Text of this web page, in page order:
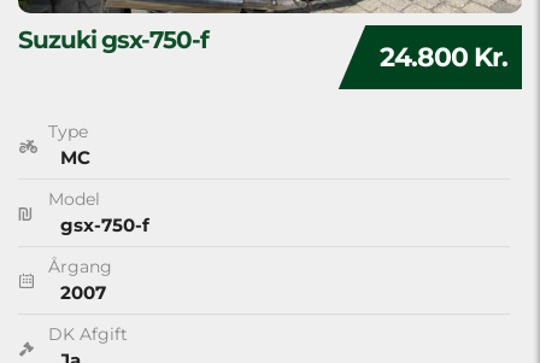
24.800 Kr.
Suzuki gsx-750-f
Type
MC
Model
gsx-750-f
Årgang
2007
DK Afgift